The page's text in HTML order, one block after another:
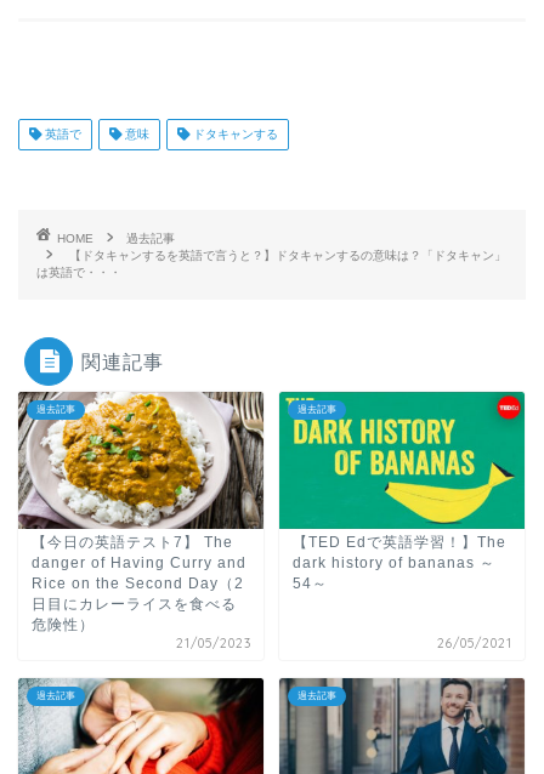
英語で 意味 ドタキャンする
HOME
過去記事
【ドタキャンするを英語で言うと？】ドタキャンするの意味は？「ドタキャン」
は英語で・・・
関連記事
過去記事
【今日の英語テスト7】 The
danger of Having Curry and
Rice on the Second Day（2
日目にカレーライスを食べる
危険性）
21/05/2023
過去記事
【TED Edで英語学習！】The
dark history of bananas ～
54～
26/05/2021
過去記事 過去記事